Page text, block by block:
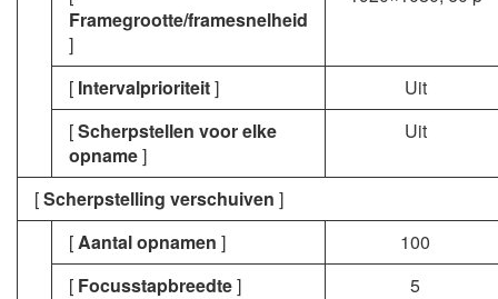
Framegrootte/framesnelheid
]
[ Intervalprioriteit]
Uit
[Scherpstellen voor elke
opname]
Uit
[Scherpstelling verschuiven ]
[Aantal opnamen ]
100
[ Focusstapbreedte]
5